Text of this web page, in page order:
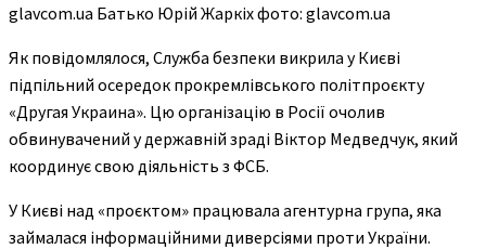
glavcom.ua Батько Юрій Жаркіх фото: glavcom.ua
Як повідомлялося, Служба безпеки викрила у Києві
підпільний осередок прокремлівського політпроєкту
«Другая Украина». Цю організацію в Росії очолив
обвинувачений у державній зраді Віктор Медведчук, який
координує свою діяльність з ФСБ.
У Києві над «проєктом» працювала агентурна група, яка
займалася інформаційними диверсіями проти України.